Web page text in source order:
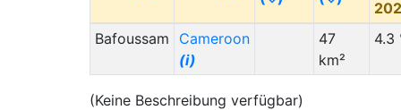
Bafoussam
Cameroon
(i)
47
km²
4.3
(Keine Beschreibung verfügbar)